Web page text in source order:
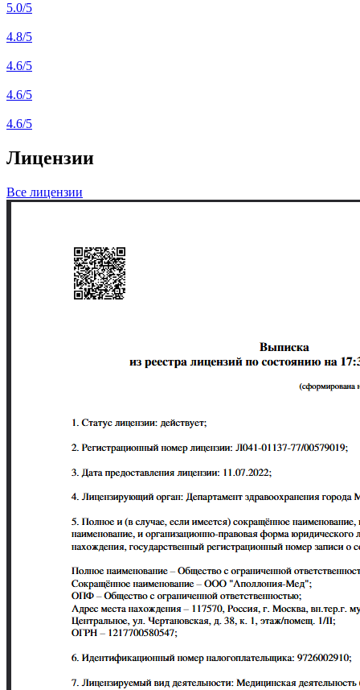
5.0/5
4.8/5
4.6/5
4.6/5
4.6/5
Лицензии
Все лицензии